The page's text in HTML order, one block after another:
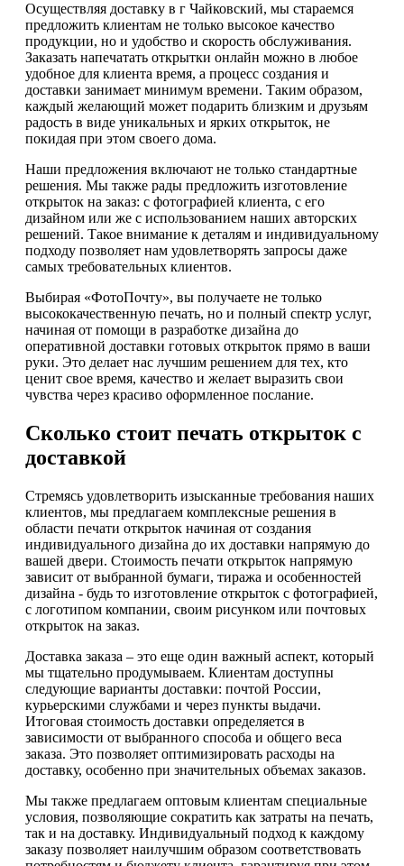
Осуществляя доставку в г Чайковский, мы стараемся
предложить клиентам не только высокое качество
продукции, но и удобство и скорость обслуживания.
Заказать напечатать открытки онлайн можно в любое
удобное для клиента время, а процесс создания и
доставки занимает минимум времени. Таким образом,
каждый желающий может подарить близким и друзьям
радость в виде уникальных и ярких открыток, не
покидая при этом своего дома.
Наши предложения включают не только стандартные
решения. Мы также рады предложить изготовление
открыток на заказ: с фотографией клиента, с его
дизайном или же с использованием наших авторских
решений. Такое внимание к деталям и индивидуальному
подходу позволяет нам удовлетворять запросы даже
самых требовательных клиентов.
Выбирая «ФотоПочту», вы получаете не только
высококачественную печать, но и полный спектр услуг,
начиная от помощи в разработке дизайна до
оперативной доставки готовых открыток прямо в ваши
руки. Это делает нас лучшим решением для тех, кто
ценит свое время, качество и желает выразить свои
чувства через красиво оформленное послание.
Сколько стоит печать открыток с
доставкой
Стремясь удовлетворить изысканные требования наших
клиентов, мы предлагаем комплексные решения в
области печати открыток начиная от создания
индивидуального дизайна до их доставки напрямую до
вашей двери. Стоимость печати открыток напрямую
зависит от выбранной бумаги, тиража и особенностей
дизайна - будь то изготовление открыток с фотографией,
с логотипом компании, своим рисунком или почтовых
открыток на заказ.
Доставка заказа – это еще один важный аспект, который
мы тщательно продумываем. Клиентам доступны
следующие варианты доставки: почтой России,
курьерскими службами и через пункты выдачи.
Итоговая стоимость доставки определяется в
зависимости от выбранного способа и общего веса
заказа. Это позволяет оптимизировать расходы на
доставку, особенно при значительных объемах заказов.
Мы также предлагаем оптовым клиентам специальные
условия, позволяющие сократить как затраты на печать,
так и на доставку. Индивидуальный подход к каждому
заказу позволяет наилучшим образом соответствовать